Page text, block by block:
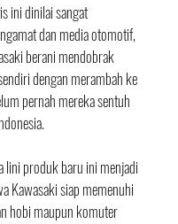
ini dinilai sangat
dan media otomotif,
berani mendobrak
dengan merambah ke
pernah mereka sentuh
lini produk baru ini menjadi
Kawasaki siap memenuhi
hobi maupun komuter